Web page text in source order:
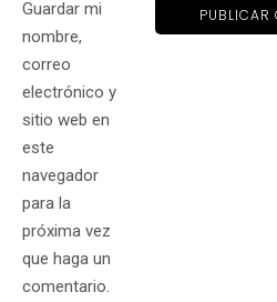
Guardar mi
nombre,
correo
electrónico y
sitio web en
este
navegador
para la
próxima vez
que haga un
comentario.